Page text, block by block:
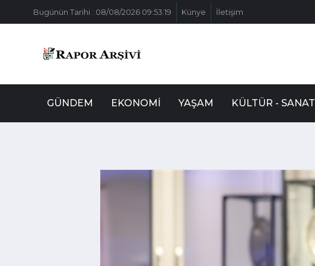
Bugünün Tarihi : 08/08/2026 09:53:19 Künye İletişim
GÜNDEM EKONOMI YAŞAM KÜLTÜR - SANAT